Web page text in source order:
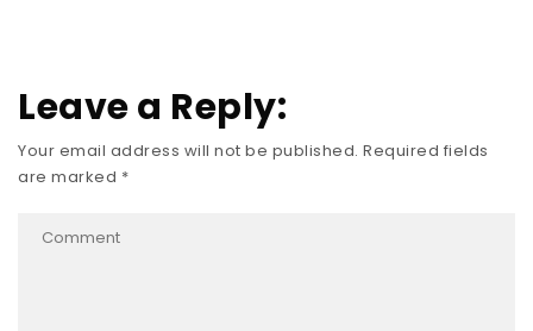
Leave a Reply:
Your email address will not be published. Required fields
are marked *